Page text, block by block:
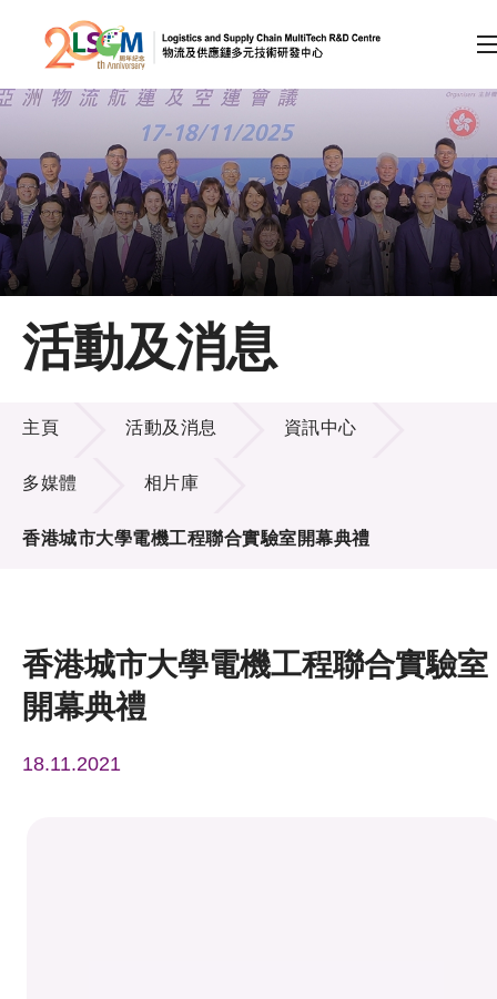
跳到內容（按回車鍵）
會員登入
A A EN 繁 简
主頁
關於LSCM
技術商品化
項目及資助計劃
新聞中心
活動及消息
活動及消息
主頁 活動及消息 資訊中心
多媒體 相片庫
香港城市大學電機工程聯合實驗室開幕典禮
香港城市大學電機工程聯合實驗室
開幕典禮
18.11.2021